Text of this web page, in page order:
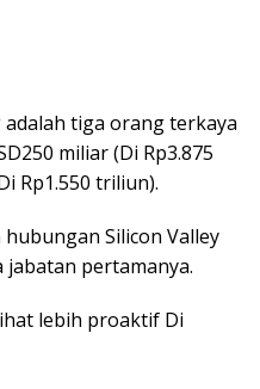
tiga orang terkaya
miliar (Di Rp3.875
Rp1.550 triliun).
Silicon Valley
jabatan pertamanya.
lebih proaktif Di